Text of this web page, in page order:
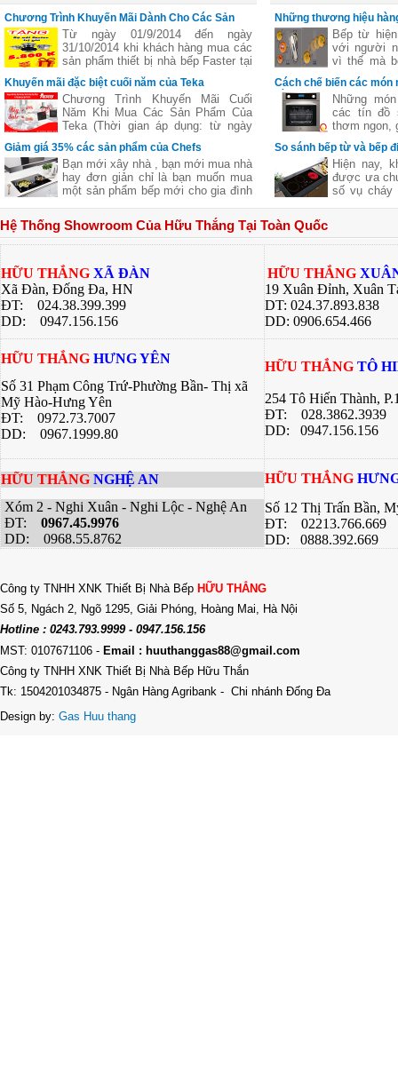
nướng mà vẫn có thể thưở
nội trợ
Chương Trình Khuyến Mãi Dành Cho Các Sản
Phẩm FasterTừ ngày 01/9/2014 đến ngày
31/10/2014 khi khách hàng mua các
sản phẩm thiết bị nhà bếp Faster tại
các đại lý của bếp gas Hữu Thắng
sẽ nhận được những phần quà hấp
dẫn, chi tiết xem thêm..
Khuyến mãi đặc biệt cuối năm của Teka
Chương Trình Khuyến Mãi Cuối
Năm Khi Mua Các Sản Phẩm Của
Teka (Thời gian áp dụng: từ ngày
11/11 đến hết ngày 27/12/2016)
Giảm giá 35% các sản phẩm của Chefs
Bạn mới xây nhà , bạn mới mua nhà
hay đơn giản chỉ là bạn muốn mua
một sản phẩm bếp mới cho gia đình
hãng nào tốt cả về giá về chất
lượng .Hãy để chúng tôi gợi ý cho
bạn một thương hiệu của Việt Nam
Âu đó là
Những thương hiệu
vùng nấu linh hoạt
Bếp từ
với người
vì thế mà
bếp từ
nhiên
Cách chế biến các
bằng lò nướngNhững
các tín đồ
thơm ngon,
nhưng lại
giữ
của thực
giúp bạn
ngon khác
nhiều công
So sánh bếp từ và bếp
Hiện nay,
được ưa
số vụ cháy
riêng. Bài
về 2 dòng
bạn có sự
bếp của gia
Hệ Thống Showroom Của Hữu Thắng Tại Toàn Quốc
HỮU THẮNG XÃ ĐÀN
Xã Đàn, Đống Đa, HN
ĐT: 024.38.399.399
DD: 0947.156.156
HỮU THẮNG
19 Xuân Đỉnh, Xuân
DT: 024.37.893.838
DD: 0906.654.466
HỮU THẮNG HƯNG YÊN
Số 31 Phạm Công Trứ-Phường Bần- Thị xã
Mỹ Hào-Hưng Yên
ĐT: 0972.73.7007
DD: 0967.1999.80
HỮU THẮNG TÔ
254 Tô Hiến Thành,
ĐT:
028.3862.3939
DD: 0947.156.156
HỮU THẮNG NGHỆ AN
Xóm 2 - Nghi Xuân - Nghi Lộc - Nghệ An
ĐT: 0967.45.9976
DD: 0968.55.8762
HỮU THẮNG
Số 12 Thị Trấn Bần,
ĐT: 02213.766.669
DD: 0888.392.669
Công ty TNHH XNK Thiết Bị Nhà Bếp HỮU THẮNG
Số 5, Ngách 2, Ngõ 1295, Giải Phóng, Hoàng Mai, Hà Nội
Hotline : 0243.793.9999 - 0947.156.156
MST: 0107671106 - Email : huuthanggas88@gmail.com
Công ty TNHH XNK Thiết Bị Nhà Bếp Hữu Thắn
Tk: 1504201034875 - Ngân Hàng Agribank - Chi nhánh Đống Đa
Design by: Gas Huu thang